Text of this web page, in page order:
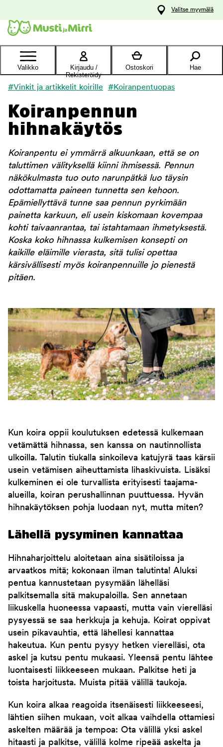
Ota yhteyttä
asiakaspalveluun
Valitse myymälä
Valikko
Kirjaudu /
Rekisteröidy
Ostoskori Hae
#Vinkit ja artikkelit koirille #Koiranpentuopas
Koiranpennun
hihnakäytös
Koiranpentu ei ymmärrä alkuunkaan, että se on
taluttimen välityksellä kiinni ihmisessä. Pennun
näkökulmasta tuo outo narunpätkä luo täysin
odottamatta paineen tunnetta sen kehoon.
Epämiellyttävä tunne saa pennun pyrkimään
painetta karkuun, eli usein kiskomaan kovempaa
kohti taivaanrantaa, tai istahtamaan ihmetyksestä.
Koska koko hihnassa kulkemisen konsepti on
kaikille eläimille vierasta, sitä tulisi opettaa
kärsivällisesti myös koiranpennuille jo pienestä
pitäen.
Kun koira oppii koulutuksen edetessä kulkemaan
vetämättä hihnassa, sen kanssa on nautinnollista
ulkoilla. Talutin tiukalla sinkoileva katujyrä taas kärsii
usein vetämisen aiheuttamista lihaskivuista. Lisäksi
kulkeminen ei ole turvallista erityisesti taajama-
alueilla, koiran perushallinnan puuttuessa. Hyvän
hihnakäytöksen pohja luodaan nyt, mutta miten?
Lähellä pysyminen kannattaa
Hihnaharjoittelu aloitetaan aina sisätiloissa ja
arvaatkos mitä; kokonaan ilman talutinta! Aluksi
pentua kannustetaan pysymään lähelläsi
palkitsemalla sitä makupaloilla. Sen annetaan
liikuskella huoneessa vapaasti, mutta vain vierelläsi
pysyessä se saa herkkuja ja kehuja. Koirat oppivat
usein pikavauhtia, että lähellesi kannattaa
hakeutua. Kun pentu pysyy hetken vierelläsi, ota
askel ja kutsu pentu mukaasi. Yleensä pentu lähtee
luontaisesti liikkeeseen mukaan. Palkitse heti ja
toista harjoitusta. Muista pitää välillä taukoja.
Kun koira alkaa reagoida itsenäisesti liikkeeseesi,
lähtien siihen mukaan, voit alkaa vaihdella ottamiesi
askelten määrää ja tempoa: Ota välillä yksi askel
hitaasti ja palkitse, välillä kolme ripeää askelta ja